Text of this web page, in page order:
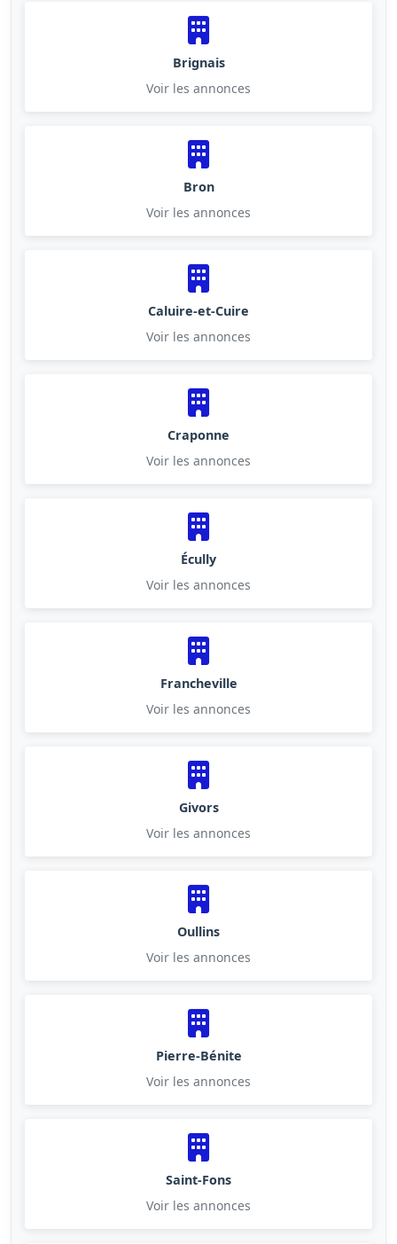
Brignais
Voir les annonces
Bron
Voir les annonces
Caluire-et-Cuire
Voir les annonces
Craponne
Voir les annonces
Écully
Voir les annonces
Francheville
Voir les annonces
Givors
Voir les annonces
Oullins
Voir les annonces
Pierre-Bénite
Voir les annonces
Saint-Fons
Voir les annonces